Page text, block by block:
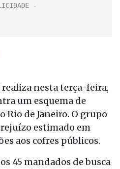
realiza nesta terça-feira,
um esquema de
Rio de Janeiro. O grupo
estimado em
aos cofres públicos.
45 mandados de busca